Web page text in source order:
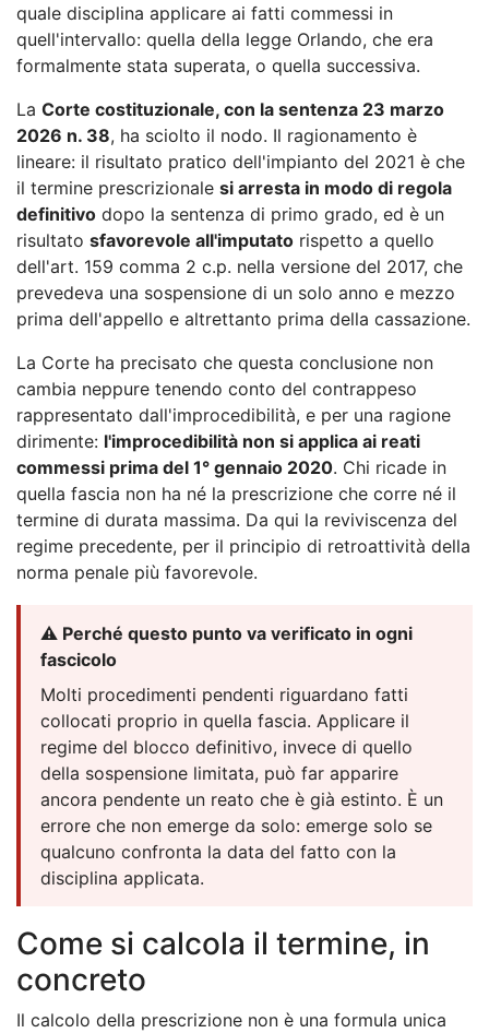
quale disciplina applicare ai fatti commessi in
quell'intervallo: quella della legge Orlando, che era
formalmente stata superata, o quella successiva.
La Corte costituzionale, con la sentenza 23 marzo
2026 n. 38, ha sciolto il nodo. Il ragionamento è
lineare: il risultato pratico dell'impianto del 2021 è che
il termine prescrizionale si arresta in modo di regola
definitivo dopo la sentenza di primo grado, ed è un
risultato sfavorevole all'imputato rispetto a quello
dell'art. 159 comma 2 c.p. nella versione del 2017, che
prevedeva una sospensione di un solo anno e mezzo
prima dell'appello e altrettanto prima della cassazione.
La Corte ha precisato che questa conclusione non
cambia neppure tenendo conto del contrappeso
rappresentato dall'improcedibilità, e per una ragione
dirimente: l'improcedibilità non si applica ai reati
commessi prima del 1° gennaio 2020. Chi ricade in
quella fascia non ha né la prescrizione che corre né il
termine di durata massima. Da qui la reviviscenza del
regime precedente, per il principio di retroattività della
norma penale più favorevole.
⚠️ Perché questo punto va verificato in ogni
fascicolo
Molti procedimenti pendenti riguardano fatti
collocati proprio in quella fascia. Applicare il
regime del blocco definitivo, invece di quello
della sospensione limitata, può far apparire
ancora pendente un reato che è già estinto. È un
errore che non emerge da solo: emerge solo se
qualcuno confronta la data del fatto con la
disciplina applicata.
Come si calcola il termine, in
concreto
Il calcolo della prescrizione non è una formula unica